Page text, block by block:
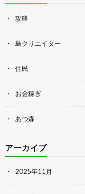
攻略
島クリエイター
住民
お金稼ぎ
あつ森
アーカイブ
2025年11月